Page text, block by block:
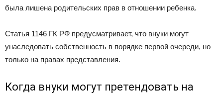
была лишена родительских прав в отношении ребенка.
Статья 1146 ГК РФ предусматривает, что внуки могут
унаследовать собственность в порядке первой очереди, но
только на правах представления.
Когда внуки могут претендовать на